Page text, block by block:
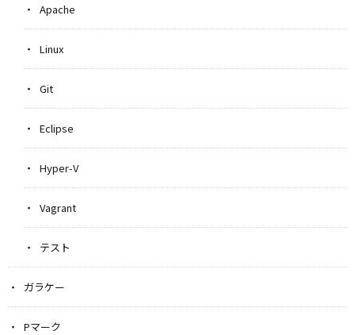
Apache
Linux
Git
Eclipse
Hyper-V
Vagrant
テスト
ガラケー
Pマーク